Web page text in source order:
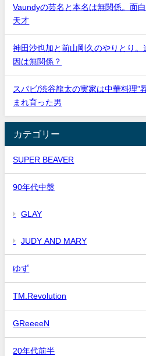
Vaundyの芸名と本名は無関係。面
天才
神田沙也加と前山剛久のやりとり
因は無関係？
スパビ/渋谷龍太の実家は中華料理”
まれ育った男
カテゴリー
SUPER BEAVER
90年代中盤
GLAY
JUDY AND MARY
ゆず
TM.Revolution
GReeeeN
20年代前半